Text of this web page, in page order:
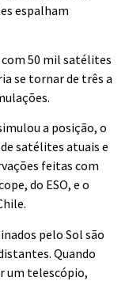
espalham
50 mil satélites
se tornar de três a
a posição, o
satélites atuais e
feitas com
do ESO, e o
pelo Sol são
Quando
um telescópio,